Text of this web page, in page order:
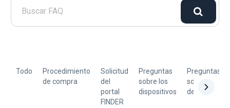
Todo
Procedimiento
de compra
Solicitud
del
portal
FINDER
Preguntas
sobre los
dispositivos
Preguntas
sobre
devoluciones